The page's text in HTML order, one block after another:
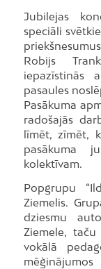
Jubilejas
speciāli
Robijs
iepazīstinās
pasaules
Pasākuma
radošajās
līmēt, zīmēt,
pasākuma
kolektīvam.
Popgrupu
Ziemelis.
dziesmu
Ziemele,
vokālā